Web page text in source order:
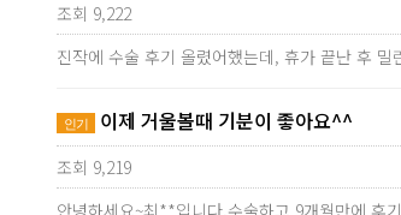
조회 9,222
진작에 수술 후기 올렸어했는데, 휴가 끝난 후
인기 이제 거울볼때 기분이 좋아요^^
조회 9,219